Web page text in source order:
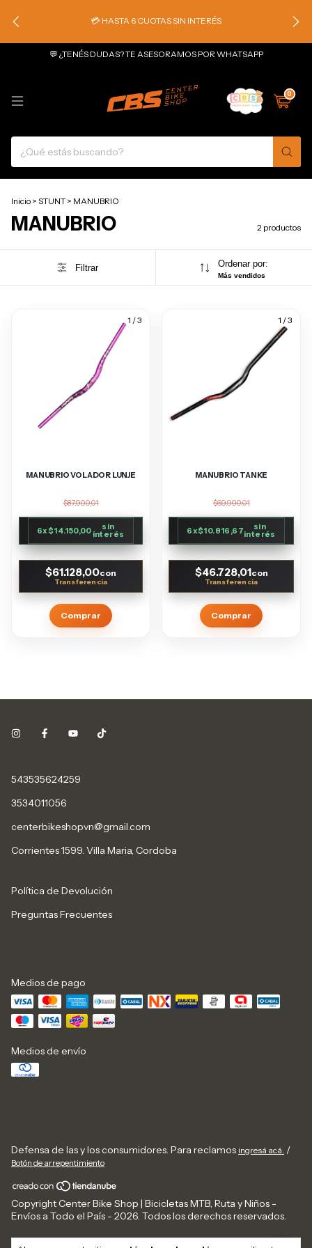
💳 HASTA 6 CUOTAS SIN INTERÉS
💬 ¿TENÉS DUDAS? TE ASESORAMOS POR WHATSAPP
0
Inicio > STUNT > MANUBRIO
MANUBRIO 2 productos
Filtrar Ordenar por:
Más vendidos
1 /3
MANUBRIO VOLADOR LUNJE
$87.900,01
6x$14.150,00 sin
interés
$61.128,00con
Comprar
1 /3
MANUBRIO TANKE
$69.900,01
6x$10.816,67 sin
interés
$46.728,01con
Comprar
543535624259
3534011056
centerbikeshopvn@gmail.com
Corrientes 1599. Villa Maria, Cordoba
Política de Devolución
Preguntas Frecuentes
Medios de pago
Medios de envío
Defensa de las y los consumidores. Para reclamos ingresá acá. /
Botón de arrepentimiento
Copyright Center Bike Shop | Bicicletas MTB, Ruta y Niños -
Envíos a Todo el País - 2026. Todos los derechos reservados.